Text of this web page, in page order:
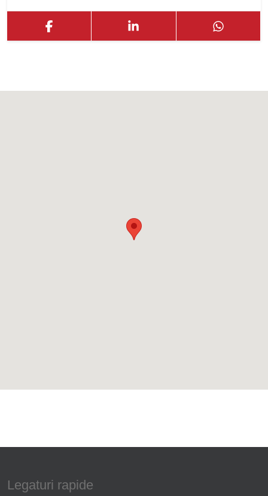
Legaturi rapide